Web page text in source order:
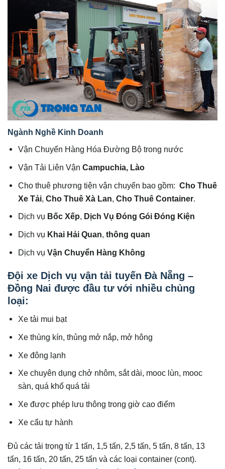
Ngành Nghề Kinh Doanh
Vận Chuyển Hàng Hóa Đường Bộ trong nước
Vận Tải Liên VậnCampuchia, Lào
Cho thuê phương tiện vận chuyển bao gồm:Cho Thuê
Xe Tải,Cho Thuê Xà Lan,Cho Thuê Container.
Dịch vụ Bốc Xếp, Dịch Vụ Đóng Gói Đóng Kiện
Dịch vụ Khai Hải Quan,thông quan
Dịch vụVận Chuyển Hàng Không
Đội xe Dịch vụ vận tải tuyến Đà Nẵng –
Đồng Nai được đầu tư với nhiều chủng
loại:
Xe tải mui bạt
Xe thùng kín, thủng mở nắp, mở hông
Xe đông lạnh
Xe chuyên dụng chở nhôm, sắt dài, mooc lùn, mooc
sàn, quá khổ quá tải
Xe được phép lưu thông trong giờ cao điểm
Xe cẩu tự hành
Đủ các tải trọng từ 1 tấn, 1,5 tấn, 2,5 tấn, 5 tấn, 8 tấn, 13
tấn, 16 tấn, 20 tấn, 25 tấn và các loại container (cont).